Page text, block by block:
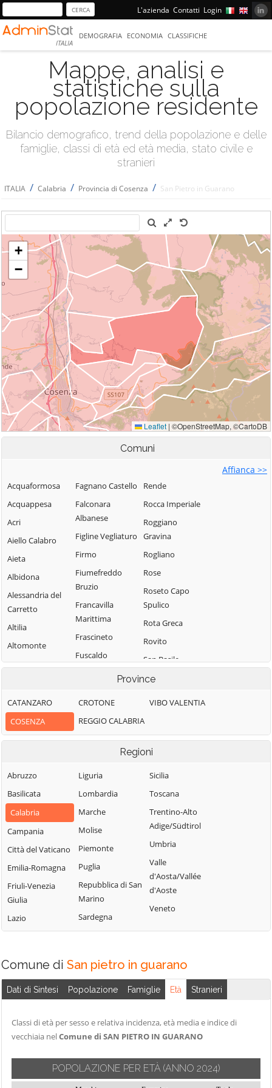
L'azienda Contatti Login
ITALIA
DEMOGRAFIA ECONOMIA CLASSIFICHE
Mappe, analisi e
statistiche sulla
popolazione residente
Bilancio demografico, trend della popolazione e delle
famiglie, classi di età ed età media, stato civile e
stranieri
ITALIA / Calabria / Provincia di Cosenza / San Pietro in Guarano
Comuni
Affianca >>
Acquaformosa
Acquappesa
Acri
Aiello Calabro
Aieta
Albidona
Alessandria del
Carretto
Altilia
Altomonte
Amantea
Aprigliano
Belmonte
Calabro
Bianchi
Bisignano
Bocchigliero
Bonifati
Buonvicino
Calopezzati
Cariati
Carolei
Carpanzano
Casali del Manco
Cassano all'Ionio
Castiglione
Fagnano Castello
Falconara
Albanese
Figline Vegliaturo
Firmo
Fiumefreddo
Bruzio
Francavilla
Marittima
Frascineto
Fuscaldo
Piemontese
Lago
Laino Castello
Lappano
Lattarico
Longobardi
Longobucco
Lungro
Luzzi
Mandatoriccio
Mangone
Marano
Marano
Principato
Marzi
Mendicino
Rende
Rocca Imperiale
Roggiano
Gravina
Rogliano
Rose
Roseto Capo
Spulico
Rota Greca
Rovito
San Basile
San Benedetto
Albanese
San Demetrio
Corone
San Donato di
San Giorgio
Albanese
San Giovanni in
Fiore
San Lorenzo
Vallo
San Marco
Argentano
San Nicola Arcella
Amantea
Province
CATANZARO
COSENZA
CROTONE
REGGIO CALABRIA
VIBO VALENTIA
Regioni
Abruzzo
Basilicata
Calabria
Campania
Città del Vaticano
Emilia-Romagna
Friuli-Venezia
Giulia
Lazio
Liguria
Lombardia
Marche
Molise
Piemonte
Puglia
Repubblica di San
Marino
Sardegna
Sicilia
Toscana
Trentino-Alto
Adige/Südtirol
Umbria
Valle
d'Aosta/Vallée
d'Aoste
Veneto
Comune di San pietro in guarano
Dati di Sintesi Popolazione Famiglie Età Stranieri
Classi di età per sesso e relativa incidenza, età media e indice di
vecchiaia nelComune di SAN PIETRO IN GUARANO
POPOLAZIONE PER ETÀ (ANNO 2024)